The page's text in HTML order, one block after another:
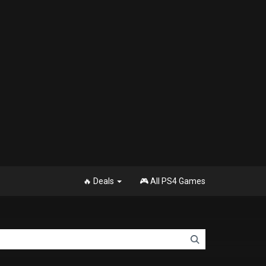
🔥 Deals 🎮 All PS4 Games